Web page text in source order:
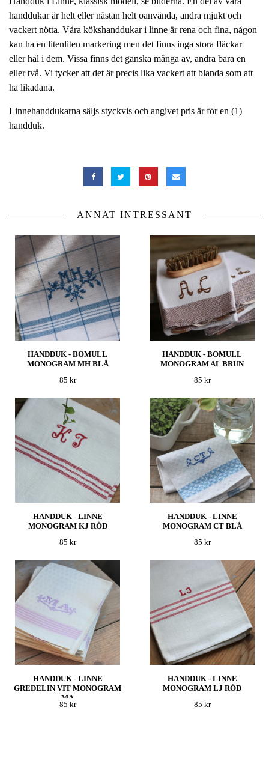
handdukar är helt eller nästan helt oanvända, andra mjukt och
vackert nötta. Våra kökshanddukar i linne är rena och fina, någon
kan ha en litenliten markering men det finns inga stora fläckar
eller hål i dem. Vissa finns det ganska många av, andra bara en
eller två. Vi tycker att det är precis lika vackert att blanda som att
ha likadana.
Linnehanddukarna säljs styckvis och angivet pris är för en (1)
handduk.
ANNAT INTRESSANT
HANDDUK - BOMULL
MONOGRAM MH BLÅ
85 kr
HANDDUK - BOMULL
MONOGRAM AL BRUN
85 kr
HANDDUK - LINNE
MONOGRAM KJ RÖD
85 kr
HANDDUK - LINNE
MONOGRAM CT BLÅ
85 kr
HANDDUK - LINNE
GREDELIN VIT MONOGRAM
MA
85 kr
HANDDUK - LINNE
MONOGRAM LJ RÖD
85 kr